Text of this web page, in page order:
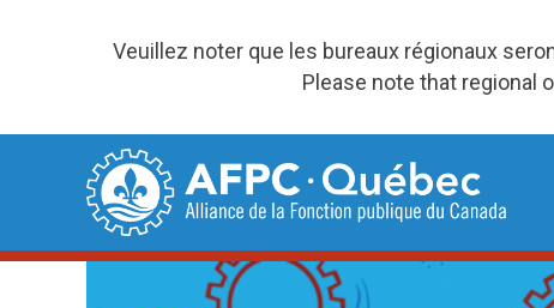
Veuillez noter que les bureaux régionaux
Please note that regional